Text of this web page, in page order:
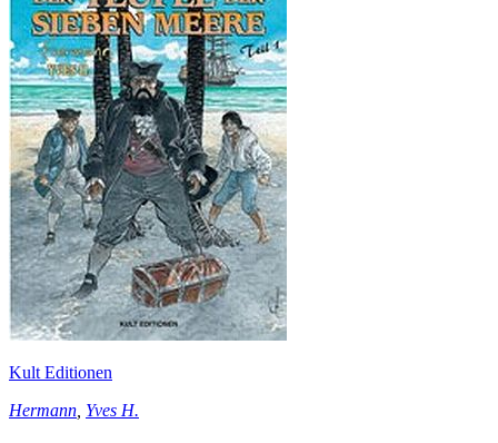
Kult Editionen
Hermann Yves H.